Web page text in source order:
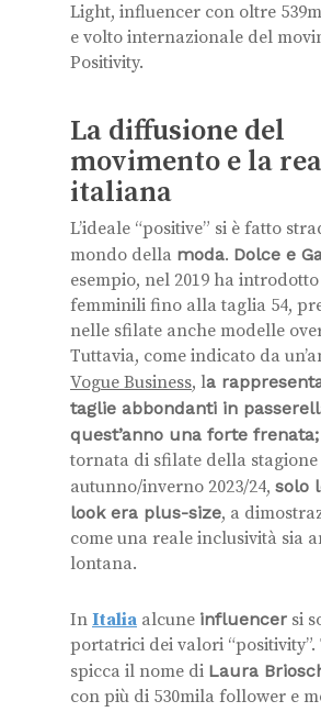
Light, influencer con oltre
e volto internazionale del
Positivity.
La diffusione del
movimento e la
italiana
L’ideale “positive” si è fatto
mondo della moda. Dolce e
esempio, nel 2019 ha
femminili fino alla taglia 54,
nelle sfilate anche modelle
Tuttavia, come indicato da
Vogue Business, la
taglie abbondanti in
quest’anno una forte frenata;
tornata di sfilate della stagione
autunno/inverno 2023/24, solo
look era plus-size, a
come una reale inclusività sia
lontana.
In Italia alcune influencer si
portatrici dei valori “positivity”.
spicca il nome di Laura
con più di 530mila follower e